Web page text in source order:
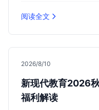
阅读全文
2026/8/10
新现代教育2026
福利解读